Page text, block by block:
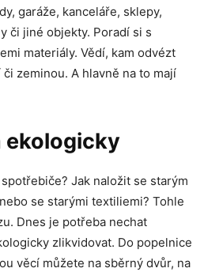
garáže, kanceláře, sklepy,
či jiné objekty. Poradí si s
materiály. Vědí, kam odvézt
zeminou. A hlavně na to mají
ekologicky
Jak naložit se starým
se starými textiliemi? Tohle
Dnes je potřeba nechat
zlikvidovat. Do popelnice
věcí můžete na sběrný dvůr, na